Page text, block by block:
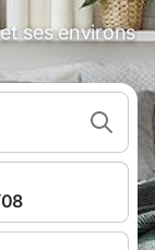
ses environs